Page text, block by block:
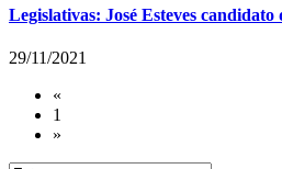
Legislativas: José Esteves
29/11/2021
«
1
»